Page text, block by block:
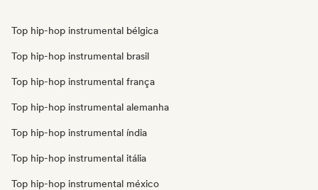
Top hip-hop instrumental bélgica
Top hip-hop instrumental brasil
Top hip-hop instrumental frança
Top hip-hop instrumental alemanha
Top hip-hop instrumental índia
Top hip-hop instrumental itália
Top hip-hop instrumental méxico